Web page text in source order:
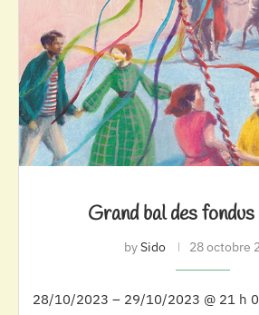
Grand bal des
bySido 28 octobre
28/10/2023 – 29/10/2023 @ 21 h